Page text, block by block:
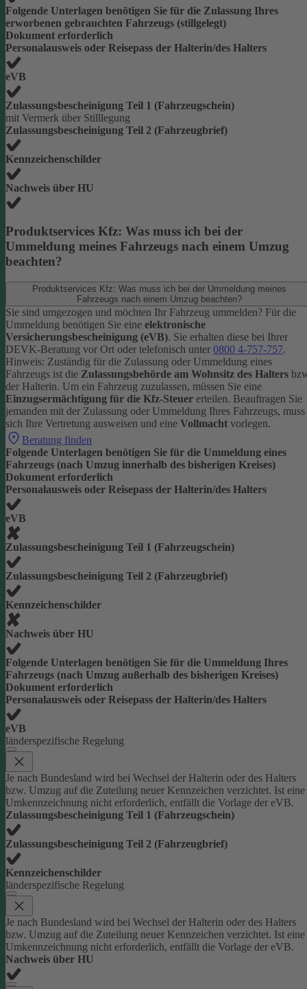
Folgende Unterlagen benötigen Sie für die Zulassung Ihres
erworbenen gebrauchten Fahrzeugs (stillgelegt)
Dokument erforderlich
Personalausweis oder Reisepass der Halterin/des Halters
eVB
Zulassungsbescheinigung Teil 1 (Fahrzeugschein)
mit Vermerk über Stilllegung
Zulassungsbescheinigung Teil 2 (Fahrzeugbrief)
Kennzeichenschilder
Nachweis über HU
Produktservices Kfz: Was muss ich bei der
Ummeldung meines Fahrzeugs nach einem Umzug
beachten?
Produktservices Kfz: Was muss ich bei der Ummeldung meines
Fahrzeugs nach einem Umzug beachten?
Sie sind umgezogen und möchten Ihr Fahrzeug ummelden? Für die
Ummeldung benötigen Sie eine elektronische
Versicherungsbescheinigung (eVB). Sie erhalten diese bei Ihrer
DEVK-Beratung vor Ort oder telefonisch unter 0800 4-757-757.
Hinweis: Zuständig für die Zulassung oder Ummeldung eines
Fahrzeugs ist die Zulassungsbehörde am Wohnsitz des Halters
der Halterin. Um ein Fahrzeug zuzulassen, müssen Sie eine
Einzugsermächtigung für die Kfz-Steuer erteilen. Beauftragen Sie
jemanden mit der Zulassung oder Ummeldung Ihres Fahrzeugs, muss
sich Ihre Vertretung ausweisen und eine Vollmacht vorlegen.
Beratung finden
Folgende Unterlagen benötigen Sie für die Ummeldung eines
Fahrzeugs (nach Umzug innerhalb des bisherigen Kreises)
Dokument erforderlich
Personalausweis oder Reisepass der Halterin/des Halters
eVB
Zulassungsbescheinigung Teil 1 (Fahrzeugschein)
Zulassungsbescheinigung Teil 2 (Fahrzeugbrief)
Kennzeichenschilder
Nachweis über HU
Folgende Unterlagen benötigen Sie für die Ummeldung Ihres
Fahrzeugs (nach Umzug außerhalb des bisherigen Kreises)
Dokument erforderlich
Personalausweis oder Reisepass der Halterin/des Halters
eVB
länderspezifische Regelung
Je nach Bundesland wird bei Wechsel der Halterin oder des Halters
bzw. Umzug auf die Zuteilung neuer Kennzeichen verzichtet. Ist eine
Umkennzeichnung nicht erforderlich, entfällt die Vorlage der eVB.
Zulassungsbescheinigung Teil 1 (Fahrzeugschein)
Zulassungsbescheinigung Teil 2 (Fahrzeugbrief)
Kennzeichenschilder
länderspezifische Regelung
Je nach Bundesland wird bei Wechsel der Halterin oder des Halters
bzw. Umzug auf die Zuteilung neuer Kennzeichen verzichtet. Ist eine
Umkennzeichnung nicht erforderlich, entfällt die Vorlage der eVB.
Nachweis über HU